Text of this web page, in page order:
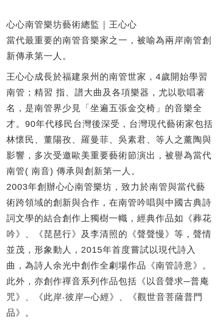
心心南管樂坊藝術總監｜王心心
當代最重要的南管音樂家之一，被喻為兩岸南管創
新傳承第一人。
王心心成長於福建泉州的南管世家，4歲開始學習
南管；精習 指、譜大曲及各項樂器，尤以歌唱著
名，是南管界少見「坐遍五張金交椅」的音樂全
才。90年代移民台灣後深受，台灣現代藝術家包括
林懷民、董陽孜、羅曼菲、吳素君、等人之薰陶與
影響，多次受邀歐美重要藝術節演出，被譽為當代
南管( 南音) 傳承與創新第一人。
2003年創辦心心南管樂坊，致力於南管與當代藝
術跨領域的創新與合作，在南管吟唱與中國古典詩
詞文學的結合創作上獨樹一幟，經典作品如《葬花
吟》、《琵琶行》及李清照的《聲聲慢》等，聲情
並茂，形象動人，2015年首度嘗試以現代詩入
曲，為詩人余光中創作全劇場作品《南管詩意》。
此外，亦創作禪音系列作品包括《以音聲求─普庵
咒》、《此岸‧彼岸─心經》、《觀世音菩薩普門
品》。